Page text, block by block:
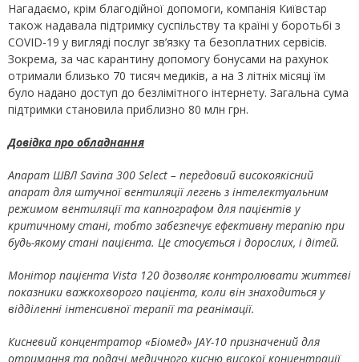
Нагадаємо, крім благодійної допомоги, компанія Київстар
також надавала підтримку суспільству та країні у боротьбі з
COVID-19 у вигляді послуг зв’язку та безоплатних сервісів.
Зокрема, за час карантину допомогу бонусами на рахунок
отримали близько 70 тисяч медиків, а на 3 літніх місяці їм
було надано доступ до безлімітного інтернету. Загальна сума
підтримки становила приблизно 80 млн грн.
Довідка про обладнання
Апарат ШВЛ Savina 300 Select – передовий високоякісний
апарат для штучної вентиляції легень з інтелектуальним
режимом вентиляції та капнографом для пацієнтів у
критичному стані, тобто забезпечує ефективну терапію при
будь-якому стані пацієнта. Це стосується і дорослих, і дітей.
Монітор пацієнта Vista 120 дозволяє контролювати життєві
показники важкохворого пацієнта, коли він знаходиться у
відділенні інтенсивної терапії та реанімації.
Кисневий концентратор «Біомед» JAY-10 призначений для
отримання та подачі медичного кисню високої концентрації